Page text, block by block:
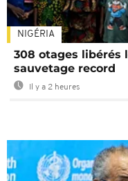
NIGÉRIA
308 otages libérés
sauvetage record
Il y a 2 heures